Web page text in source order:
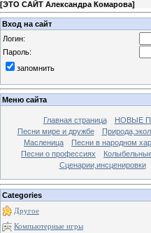
[ЭТО САЙТ Александра Комарова]
Вход на сайт
Логин:
Пароль:
запомнить
Меню сайта
Главная страница НОВЫЕ
Песни мире и дружбе
Масленица
Песни в народном
Песни о профессиях
Сценарии,инсценировки
Categories
Другое
Компьютерные игры